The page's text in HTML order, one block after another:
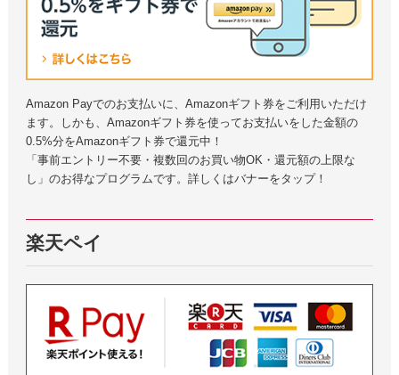
Amazon Payでのお支払いに、Amazonギフト券をご利用いただけ
ます。しかも、Amazonギフト券を使ってお支払いをした金額の
0.5%分をAmazonギフト券で還元中！
「事前エントリー不要・複数回のお買い物OK・還元額の上限な
し」のお得なプログラムです。詳しくはバナーをタップ！
楽天ペイ